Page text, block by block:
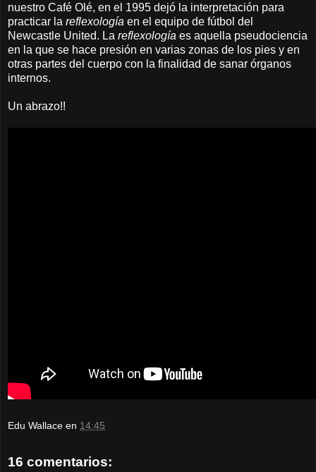
nuestro Café Olé, en el 1995 dejó la interpretación para
practicar la reflexología en el equipo de fútbol del
Newcastle United. La reflexología es aquella pseudociencia
en la que se hace presión en varias zonas de los pies y en
otras partes del cuerpo con la finalidad de sanar órganos
internos.
Un abrazo!!
Edu Wallace en 14:45
16 comentarios: